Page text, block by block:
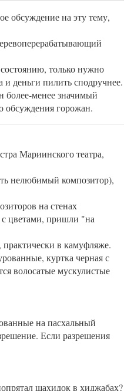
обсуждение на эту тему,
только нужно
и деньги пилить сподручнее.
более-менее значимый
обсуждения горожан.
Мариинского театра,
нелюбимый композитор),
на стенах
цветами, пришли "на
практически в камуфляже.
куртка черная с
волосатые мускулистые
на пасхальный
Если разрешения
шахидок в хиджабах?